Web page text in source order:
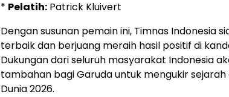
* Pelatih: Patrick Kluivert
Dengan susunan pemain ini, Timnas Indonesia
terbaik dan berjuang meraih hasil positif di
Dukungan dari seluruh masyarakat Indonesia
tambahan bagi Garuda untuk mengukir sejarah
Dunia 2026.